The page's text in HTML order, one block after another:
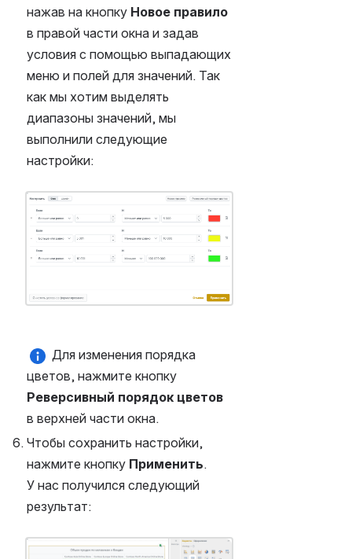
нажав на кнопку Новое правило
в правой части окна и задав
условия с помощью выпадающих
меню и полей для значений. Так
как мы хотим выделять
диапазоны значений, мы
выполнили следующие
настройки:
Открыть файл «»
Для изменения порядка
Реверсивный порядок цветов
в верхней части окна.
Чтобы сохранить настройки,
нажмите кнопку Применить.
У нас получился следующий
результат:
Открыть файл «»